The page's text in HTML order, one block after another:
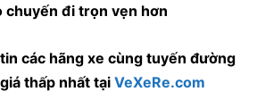
chuyến đi trọn vẹn hơn
các hãng xe cùng tuyến đường
thấp nhất tạiVeXeRe.com